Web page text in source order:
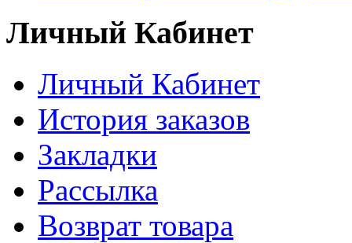
Личный Кабинет
Личный Кабинет
История заказов
Закладки
Рассылка
Возврат товара